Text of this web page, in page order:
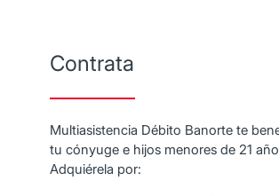
Contrata
Multiasistencia Débito Banorte te
tu cónyuge e hijos menores de 21
Adquiérela por: